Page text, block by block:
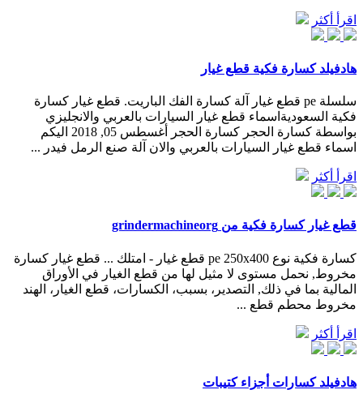
اقرأ أكثر
هادفيلد كسارة فكية قطع غيار
سلسلة pe قطع غيار آلة كسارة الفك الباريت. قطع غيار كسارة
فكية السعوديةاسماء قطع غيار السيارات بالعربي والانجليزي
بواسطة كسارة الحجر كسارة الحجر أغسطس 05, 2018 اليكم
اسماء قطع غيار السيارات بالعربي والان آلة صنع الرمل فيدر ...
اقرأ أكثر
قطع غيار كسارة فكية من grindermachineorg
كسارة فكية نوع pe 250x400 قطع غيار - امتلك ... قطع غيار كسارة
مخروط, نحمل مستوى لا مثيل لها من قطع الغيار في الأوراق
المالية بما في ذلك, التصدير، بسبب، الكسارات، قطع الغيار، الهند
مخروط محطم قطع ...
اقرأ أكثر
هادفيلد كسارات أجزاء كتيبات